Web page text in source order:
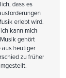
dass es
erlebt wird.
kann mich
gehört
aus heutiger
zu früher